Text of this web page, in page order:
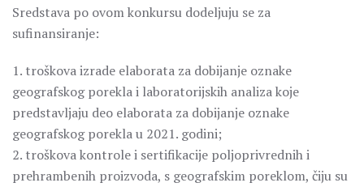
Sredstava po ovom konkursu dodeljuju se za
sufinansiranje:
1. troškova izrade elaborata za dobijanje oznake
geografskog porekla i laboratorijskih analiza koje
predstavljaju deo elaborata za dobijanje oznake
geografskog porekla u 2021. godini;
2. troškova kontrole i sertifikacije poljoprivrednih i
prehrambenih proizvoda, s geografskim poreklom, čiju su